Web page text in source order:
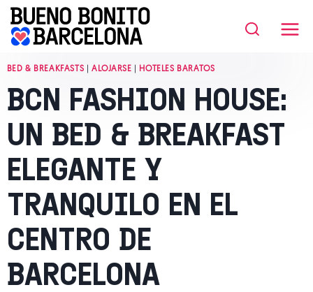
Saltar
contenido
BED & BREAKFASTS | ALOJARSE | HOTELES BARATOS
BCN FASHION HOUSE:
UN BED & BREAKFAST
ELEGANTE Y
TRANQUILO EN EL
CENTRO DE
BARCELONA